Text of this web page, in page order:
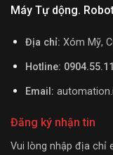
Máy Tự dộng.
Địa chỉ: Xóm Mỹ,
Hotline:
Email:
Đăng ký nhận tin
Vui lòng nhập địa chỉ